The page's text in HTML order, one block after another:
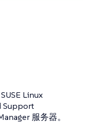
Linux
Support
服务器。